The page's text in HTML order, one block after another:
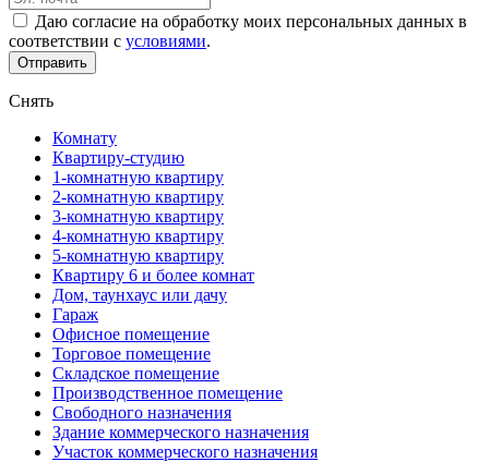
Даю согласие на обработку моих персональных данных в
соответствии с условиями.
Отправить
Снять
Комнату
Квартиру-студию
1-комнатную квартиру
2-комнатную квартиру
3-комнатную квартиру
4-комнатную квартиру
5-комнатную квартиру
Квартиру 6 и более комнат
Дом, таунхаус или дачу
Гараж
Офисное помещение
Торговое помещение
Складское помещение
Производственное помещение
Свободного назначения
Здание коммерческого назначения
Участок коммерческого назначения